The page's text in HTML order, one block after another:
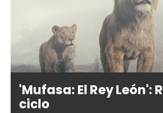
'Mufasa: El Rey León':
ciclo